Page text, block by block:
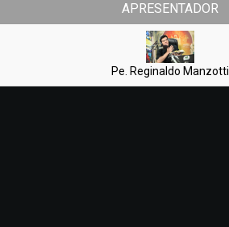
APRESENTADOR
Pe. Reginaldo Manzotti